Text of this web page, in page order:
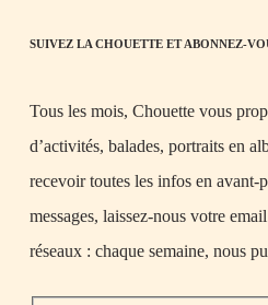
SUIVEZ LA CHOUETTE ET ABONNEZ-
Tous les mois, Chouette vous
d’activités, balades, portraits en
recevoir toutes les infos en avant-
messages, laissez-nous votre
réseaux : chaque semaine, nous